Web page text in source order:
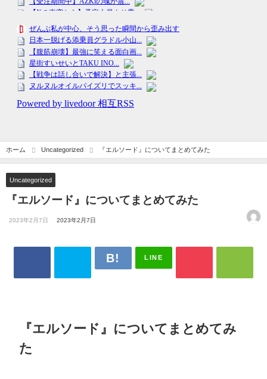
ホーム Uncategorized 『エルソード』についてまとめてみた
Uncategorized
『エルソード』についてまとめてみた
2023年2月7日 2023年2月7日
LINE
『エルソード』についてまとめてみ
た